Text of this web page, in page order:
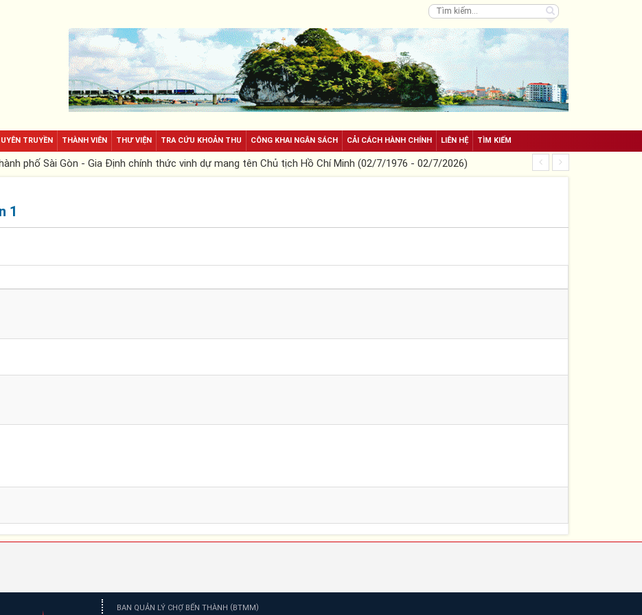
TRUYỀN THÀNH VIÊN THƯ VIỆN TRA CỨU KHOẢN THU CÔNG KHAI NGÂN SÁCH CẢI CÁCH HÀNH CHÍNH LIÊN HỆ TÌM KIẾM
phố Sài Gòn - Gia Định chính thức vinh dự mang tên Chủ tịch Hồ Chí Minh (02/7/1976 - 02/7/2026) Tuyên truyền
1
BAN QUẢN LÝ CHỢ BẾN THÀNH (BTMM)